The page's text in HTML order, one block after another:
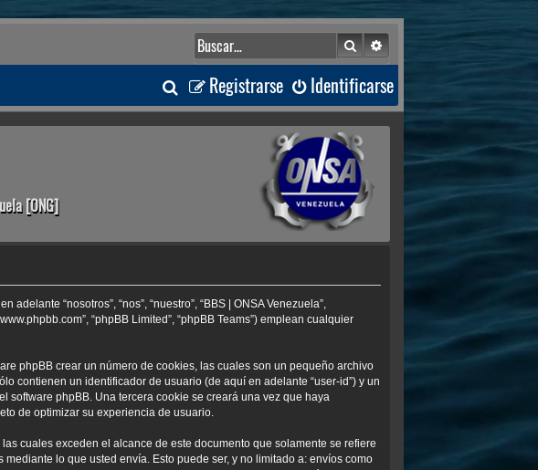
BuscarBúsqueda avanzada
Identificarse
Registrarse
B
u
a
r
[ONG]
“nosotros”, “nos”, “nuestro”, “BBS | ONSA Venezuela”,
“phpBB Limited”, “phpBB Teams”) emplean cualquier
phpBB crear un número de cookies, las cuales son un pequeño archivo
contienen un identificador de usuario (de aquí en adelante “user-id”) y un
software phpBB. Una tercera cookie se creará una vez que haya
de optimizar su experiencia de usuario.
cuales exceden el alcance de este documento que solamente se refiere
lo que usted envía. Esto puede ser, y no limitado a: envíos como